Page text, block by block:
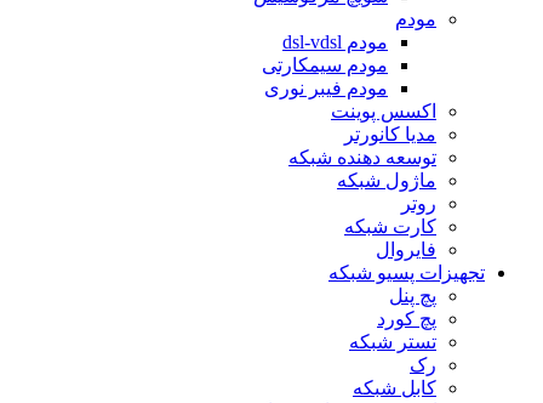
مودم
مودم dsl-vdsl
مودم سیمکارتی
مودم فیبر نوری
اکسس پوینت
مدیا کانورتر
توسعه دهنده شبکه
ماژول شبکه
روتر
کارت شبکه
فایروال
تجهیزات پسیو شبکه
پچ پنل
پچ کورد
تستر شبکه
رک
کابل شبکه